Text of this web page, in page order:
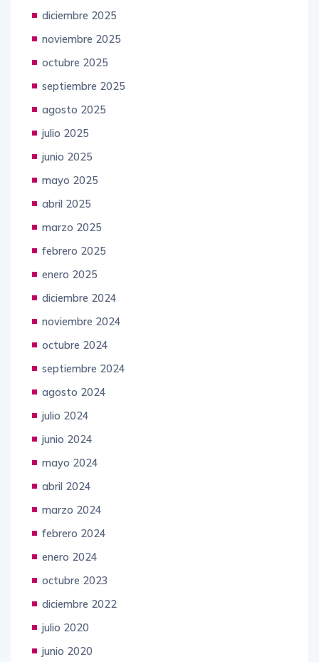
diciembre 2025
noviembre 2025
octubre 2025
septiembre 2025
agosto 2025
julio 2025
junio 2025
mayo 2025
abril 2025
marzo 2025
febrero 2025
enero 2025
diciembre 2024
noviembre 2024
octubre 2024
septiembre 2024
agosto 2024
julio 2024
junio 2024
mayo 2024
abril 2024
marzo 2024
febrero 2024
enero 2024
octubre 2023
diciembre 2022
julio 2020
junio 2020